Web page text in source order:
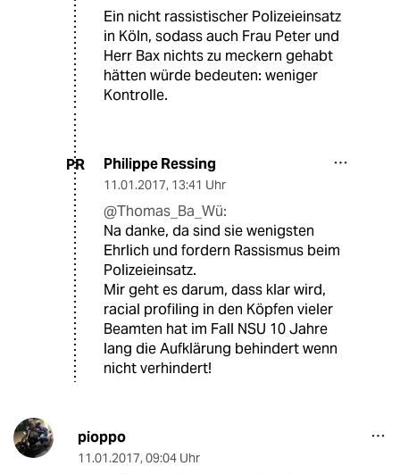
Ein nicht rassistischer Polizeieinsatz
in Köln, sodass auch Frau Peter und
Herr Bax nichts zu meckern gehabt
hätten würde bedeuten: weniger
Kontrolle.
PR Philippe Ressing
11.01.2017, 13:41 Uhr
@Thomas_Ba_Wü:
Na danke, da sind sie wenigsten
Ehrlich und fordern Rassismus beim
Polizeieinsatz.
Mir geht es darum, dass klar wird,
racial profiling in den Köpfen vieler
Beamten hat im Fall NSU 10 Jahre
lang die Aufklärung behindert wenn
nicht verhindert!
pioppo
11.01.2017, 09:04 Uhr